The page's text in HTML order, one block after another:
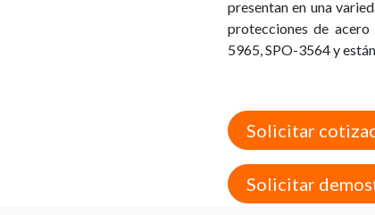
presentan en una
protecciones de acero
5965, SPO-3564 y
Solicitar
Solicitar